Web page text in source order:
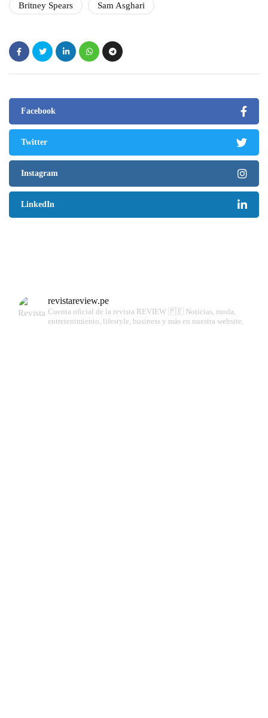
Britney Spears Sam Asghari
Facebook
Twitter
Instagram
LinkedIn
revistareview.pe
Cuenta oficial de la revista REVIEW 🇵🇪 Noticias, moda,
entretenimiento, lifestyle, business y más en nuestra website.